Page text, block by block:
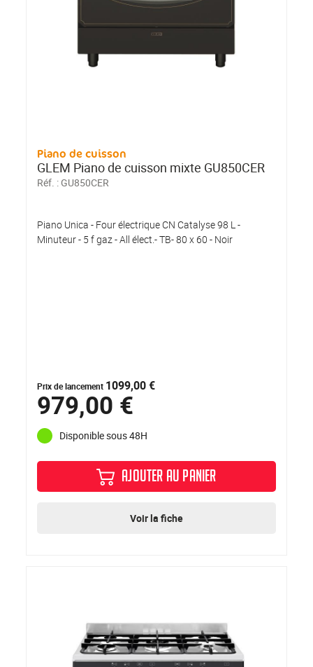
Piano de cuisson
GLEM Piano de cuisson mixte GU850CER
Réf. : GU850CER
Piano Unica - Four électrique CN Catalyse 98 L -
Minuteur - 5 f gaz - All élect.- TB- 80 x 60 - Noir
Prix de lancement 1099,00 €
979,00 €
Disponible sous 48H
AJOUTER AU PANIER
Voir la fiche